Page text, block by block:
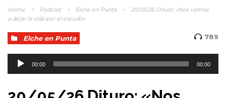
Home > Podcast > Elche en Punta >
20/05/26 Dituro: «Nos vamos
a dejar la vida por el escudo»
789
Elche en Punta
Reproductor
00:00 00:00